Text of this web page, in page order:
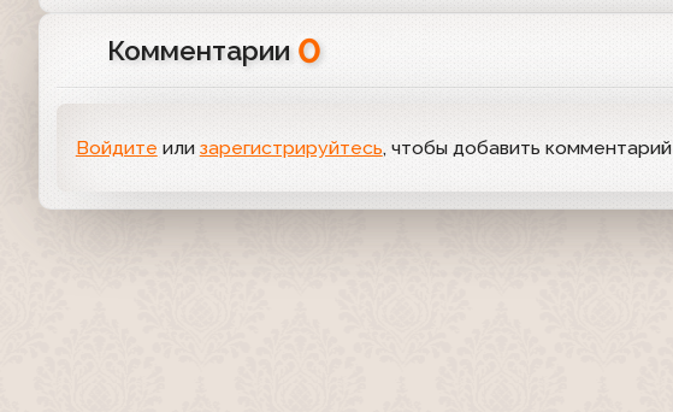
Комментарии 0
Войдите или зарегистрируйтесь, чтобы добавить комментарий